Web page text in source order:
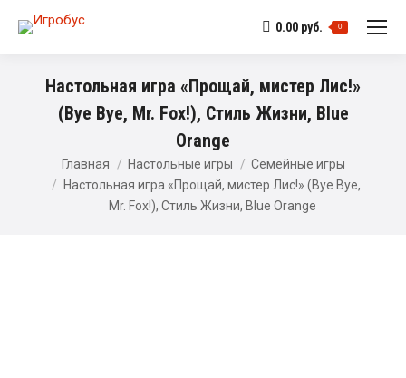
0.00 руб. 0
Настольная игра «Прощай, мистер Лис!»
(Bye Bye, Mr. Fox!), Стиль Жизни, Blue
Orange
Главная Настольные игры
Семейные игры
Настольная игра «Прощай, мистер Лис!» (Bye Bye,
Mr. Fox!), Стиль Жизни, Blue Orange